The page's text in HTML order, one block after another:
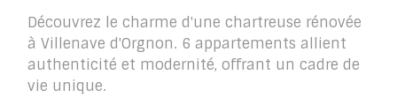
Découvrez le charme d'une chartreuse rénovée
à Villenave d'Orgnon. 6 appartements allient
authenticité et modernité, offrant un cadre de
vie unique.